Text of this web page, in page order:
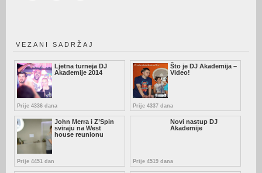
VEZANI SADRŽAJ
Ljetna turneja DJ
Akademije 2014
Prije 4336 dana
Što je DJ Akademija –
Video!
Prije 4337 dana
John Merra i Z’Spin
sviraju na West
house reunionu
Prije 4451 dan
Novi nastup DJ
Akademije
Prije 4519 dana